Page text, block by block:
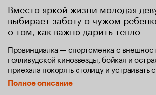
Вместо яркой жизни молодая
выбирает заботу о чужом
о том, как важно дарить тепло
Провинциалка — спортсменка с
голливудской кинозвезды, бойкая и
приехала покорять столицу и устраивать
жизнь. Возникший в ее судьбе ребенок
планы: для начала рушатся отношения
Полное описание